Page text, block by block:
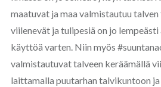
maatuvat ja maa valmistautuu
viilenevät ja tulipesiä on jo
käyttöä varten. Niin myös
valmistautuvat talveen keräämällä
laittamalla puutarhan talvikuntoon